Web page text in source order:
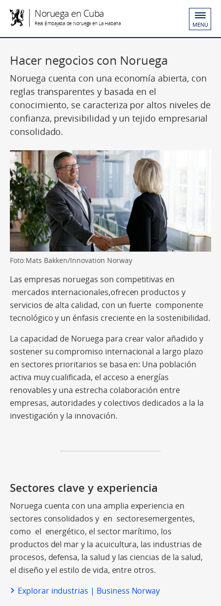
Noruega en Cuba
Real Embajada de Noruega en La Habana MENÚ
Hacer negocios con Noruega
Noruega cuenta con una economía abierta, con
reglas transparentes y basada en el
conocimiento, se caracteriza por altos niveles de
confianza, previsibilidad y un tejido empresarial
consolidado.
Foto:Mats Bakken/Innovation Norway
Las empresas noruegas son competitivas en
mercados internacionales,ofrecen productos y
servicios de alta calidad, con un fuerte componente
tecnológico y un énfasis creciente en la sostenibilidad.
La capacidad de Noruega para crear valor añadido y
sostener su compromiso internacional a largo plazo
en sectores prioritarios se basa en: Una población
activa muy cualificada, el acceso a energías
renovables y una estrecha colaboración entre
empresas, autoridades y colectivos dedicados a la la
investigación y la innovación.
Sectores clave y experiencia
Noruega cuenta con una amplia experiencia en
sectores consolidados y en sectoresemergentes,
como el energético, el sector marítimo, los
productos del mar y la acuicultura, las industrias de
procesos, defensa, la salud y las ciencias de la salud,
el diseño y el estilo de vida, entre otros.
Explorar industrias | Business Norway